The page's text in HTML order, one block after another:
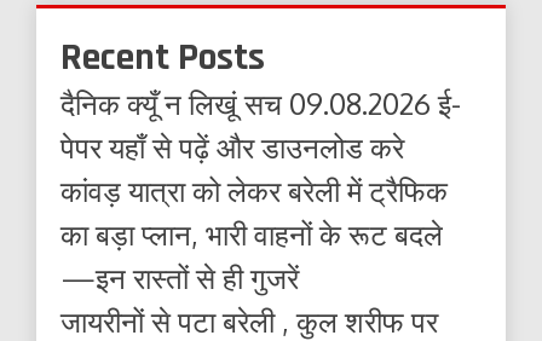
Recent Posts
दैनिक क्यूँ न लिखूं सच 09.08.2026 ई-
पेपर यहाँ से पढ़ें और डाउनलोड करे
कांवड़ यात्रा को लेकर बरेली में ट्रैफिक
का बड़ा प्लान, भारी वाहनों के रूट बदले
—इन रास्तों से ही गुजरें
जायरीनों से पटा बरेली , कुल शरीफ पर